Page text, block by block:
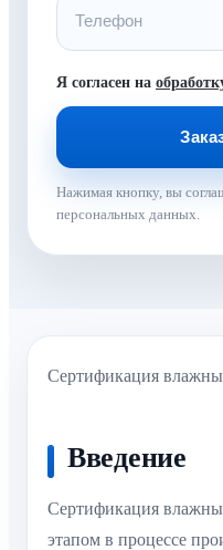
Я согласен на
Нажимая кнопку, вы
персональных данных.
Сертификация
Введение
Сертификация
этапом в процессе